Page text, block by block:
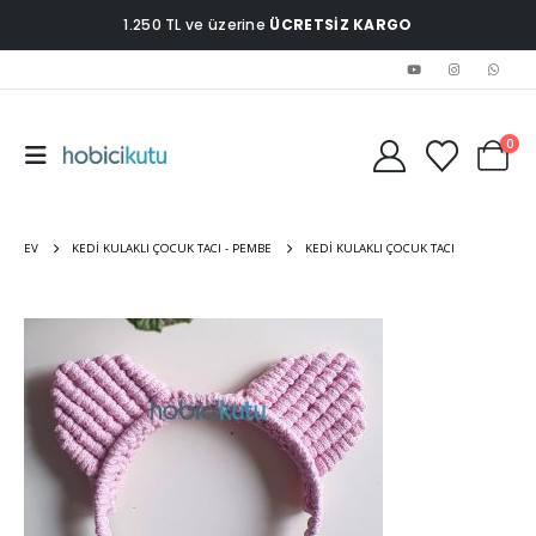
1.250 TL ve üzerine ÜCRETSİZ KARGO
0
EV KEDI KULAKLI ÇOCUK TACI - PEMBE KEDI KULAKLI ÇOCUK TACI